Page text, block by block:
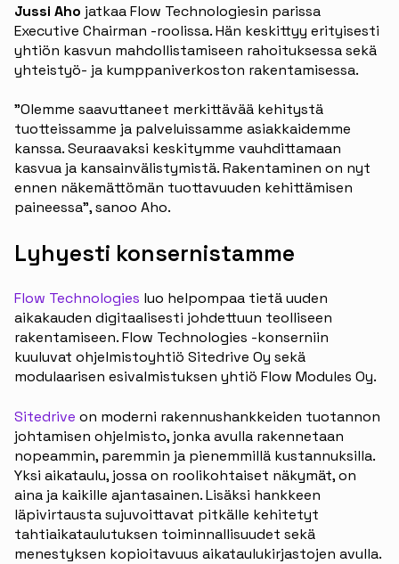
Jussi Aho jatkaa Flow Technologiesin parissa
Executive Chairman -roolissa. Hän keskittyy erityisesti
yhtiön kasvun mahdollistamiseen rahoituksessa sekä
yhteistyö- ja kumppaniverkoston rakentamisessa.
”Olemme saavuttaneet merkittävää kehitystä
tuotteissamme ja palveluissamme asiakkaidemme
kanssa. Seuraavaksi keskitymme vauhdittamaan
kasvua ja kansainvälistymistä. Rakentaminen on nyt
ennen näkemättömän tuottavuuden kehittämisen
paineessa”, sanoo Aho.
Lyhyesti konsernistamme
Flow Technologies luo helpompaa tietä uuden
aikakauden digitaalisesti johdettuun teolliseen
rakentamiseen. Flow Technologies -konserniin
kuuluvat ohjelmistoyhtiö Sitedrive Oy sekä
modulaarisen esivalmistuksen yhtiö Flow Modules Oy.
Sitedrive on moderni rakennushankkeiden tuotannon
johtamisen ohjelmisto, jonka avulla rakennetaan
nopeammin, paremmin ja pienemmillä kustannuksilla.
Yksi aikataulu, jossa on roolikohtaiset näkymät, on
aina ja kaikille ajantasainen. Lisäksi hankkeen
läpivirtausta sujuvoittavat pitkälle kehitetyt
tahtiaikataulutuksen toiminnallisuudet sekä
menestyksen kopioitavuus aikataulukirjastojen avulla.